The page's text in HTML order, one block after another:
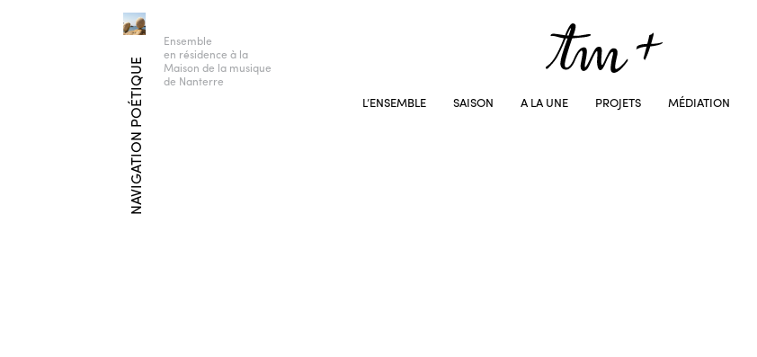
NAVIGATION POÉTIQUE
Ensemble
en résidence à la
Maison de la musique
de Nanterre
L’ENSEMBLE SAISON A LA UNE PROJETS MÉDIATION